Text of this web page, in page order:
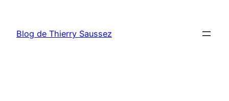
contenu
Blog de Thierry Saussez